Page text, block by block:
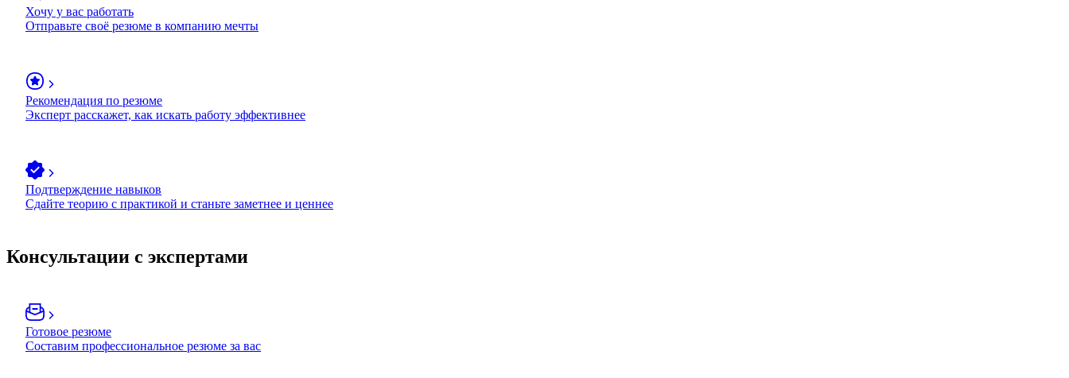
Хочу у вас работать
Отправьте своё резюме в компанию мечты
Рекомендация по резюме
Эксперт расскажет, как искать работу эффективнее
Подтверждение навыков
Сдайте теорию с практикой и станьте заметнее и ценнее
Консультации с экспертами
Готовое резюме
Составим профессиональное резюме за вас